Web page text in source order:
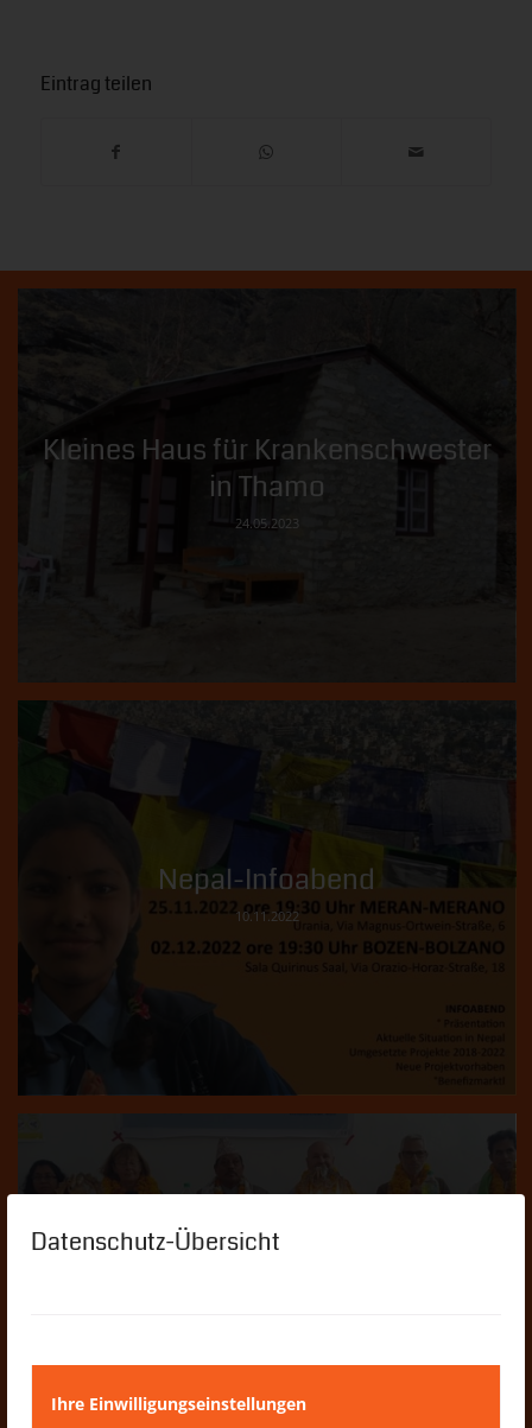
Datenschutz-Übersicht
Ihre Einwilligungseinstellungen
Eintrag teilen
Kleines Haus für Krankenschwester
in Thamo
24.05.2023
Nepal-Infoabend
10.11.2022